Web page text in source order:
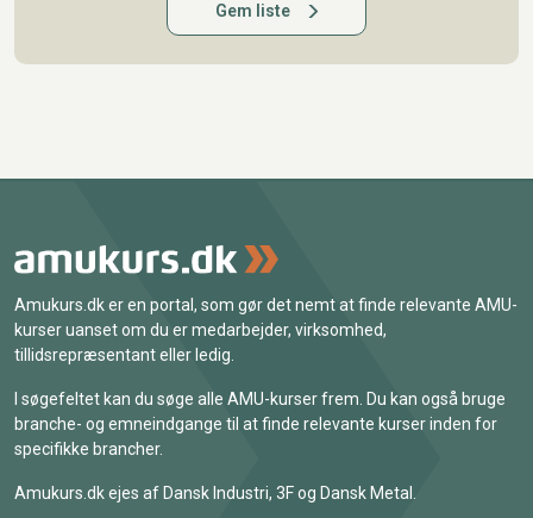
Gem liste
Amukurs.dk er en portal, som gør det nemt at finde relevante AMU-
kurser uanset om du er medarbejder, virksomhed,
tillidsrepræsentant eller ledig.
I søgefeltet kan du søge alle AMU-kurser frem. Du kan også bruge
branche- og emneindgange til at finde relevante kurser inden for
specifikke brancher.
Amukurs.dk ejes af Dansk Industri, 3F og Dansk Metal.